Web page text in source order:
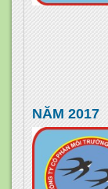
NĂM 2017